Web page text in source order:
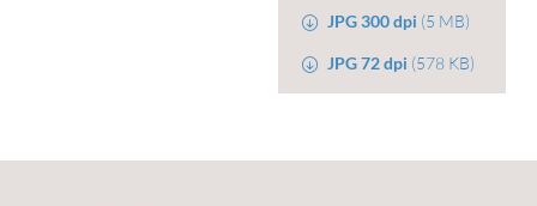
JPG 300 dpi (5 MB)
JPG 72 dpi (578 KB)